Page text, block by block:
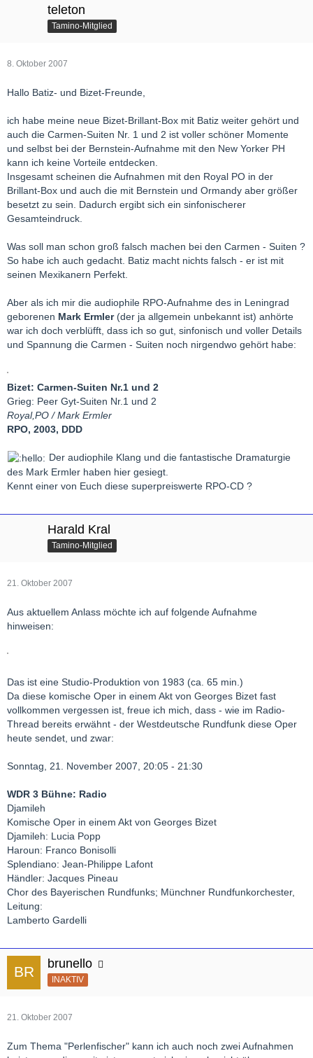
teleton
Tamino-Mitglied
8. Oktober 2007
Hallo Batiz- und Bizet-Freunde,
ich habe meine neue Bizet-Brillant-Box mit Batiz weiter gehört und
auch die Carmen-Suiten Nr. 1 und 2 ist voller schöner Momente
und selbst bei der Bernstein-Aufnahme mit den New Yorker PH
kann ich keine Vorteile entdecken.
Insgesamt scheinen die Aufnahmen mit den Royal PO in der
Brillant-Box und auch die mit Bernstein und Ormandy aber größer
besetzt zu sein. Dadurch ergibt sich ein sinfonischerer
Gesamteindruck.
Was soll man schon groß falsch machen bei den Carmen - Suiten ?
So habe ich auch gedacht. Batiz macht nichts falsch - er ist mit
seinen Mexikanern Perfekt.
Aber als ich mir die audiophile RPO-Aufnahme des in Leningrad
geborenen Mark Ermler(der ja allgemein unbekannt ist) anhörte
war ich doch verblüfft, dass ich so gut, sinfonisch und voller Details
und Spannung die Carmen - Suiten noch nirgendwo gehört habe:
Bizet: Carmen-Suiten Nr.1 und 2
Grieg: Peer Gyt-Suiten Nr.1 und 2
Royal,PO / Mark Ermler
RPO, 2003, DDD
Der audiophile Klang und die fantastische Dramaturgie
des Mark Ermler haben hier gesiegt.
Kennt einer von Euch diese superpreiswerte RPO-CD ?
Harald Kral
Tamino-Mitglied
21. Oktober 2007
Aus aktuellem Anlass möchte ich auf folgende Aufnahme
hinweisen:
Das ist eine Studio-Produktion von 1983 (ca. 65 min.)
Da diese komische Oper in einem Akt von Georges Bizet fast
vollkommen vergessen ist, freue ich mich, dass - wie im Radio-
Thread bereits erwähnt - der Westdeutsche Rundfunk diese Oper
heute sendet, und zwar:
Sonntag, 21. November 2007, 20:05 - 21:30
WDR 3 Bühne: Radio
Djamileh
Komische Oper in einem Akt von Georges Bizet
Djamileh: Lucia Popp
Haroun: Franco Bonisolli
Splendiano: Jean-Philippe Lafont
Händler: Jacques Pineau
Chor des Bayerischen Rundfunks; Münchner Rundfunkorchester,
Leitung:
Lamberto Gardelli
brunello
INAKTIV
21. Oktober 2007
Zum Thema "Perlenfischer" kann ich auch noch zwei Aufnahmen